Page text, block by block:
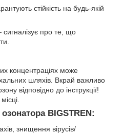
стійкість на будь-якій
про те, що
концентраціях може
шляхів. Вкрай важливо
відповідно до інструкції!
BIGSTREN:
знищення вірусів/